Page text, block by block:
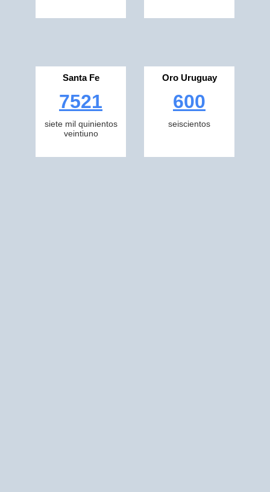
Santa Fe
7521
siete mil quinientos
veintiuno
Oro Uruguay
600
seiscientos